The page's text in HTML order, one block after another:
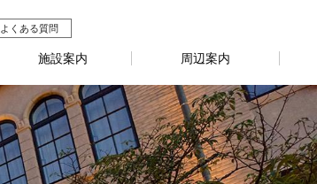
よくある質問
施設案内 周辺案内